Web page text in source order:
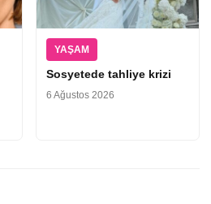
YAŞAM
Sosyetede tahliye krizi
6 Ağustos 2026